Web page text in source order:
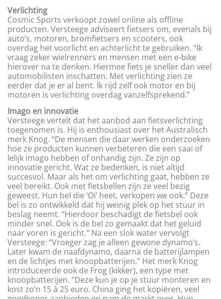
Verlichting
Cosmic Sports verkoopt zowel online als offline
producten. Versteege adviseert fietsers om, evenals bij
auto’s, motoren, bromfietsers en scooters, ook
overdag het voorlicht en achterlicht te gebruiken. “Ik
vraag zeker wielrenners en mensen met een e-bike
hierover na te denken. Hiermee fiets je sneller dan veel
automobilisten inschatten. Met verlichting zien ze
eerder dat je er al bent. Ik rijd zelf ook motor en bij
motoren is verlichting overdag vanzelfsprekend.”
Imago en innovatie
Versteege vertelt dat het aanbod aan fietsverlichting
toegenomen is. Hij is enthousiast over het Australisch
merk Knog. “De mensen die daar werken onderzoeken
hoe ze producten kunnen verbeteren die een saai of
lelijk imago hebben of onhandig zijn. Ze zijn op
innovatie gericht. Wat ze bedenken, is niet altijd
succesvol. Maar als het om verlichting gaat, hebben ze
veel bereikt. Ook met fietsbellen zijn ze veel bezig
geweest. Hun bel die ‘Oi’ heet, verkopen we ook.” Deze
bel is zo ontwikkeld dat hij weinig plek op het stuur in
beslag neemt. “Hierdoor beschadigt de fietsbel ook
minder snel. Ook is de bel zo gemaakt dat het geluid
naar voren is gericht.” Na een slok water vervolgt
Versteege: “Vroeger zag je alleen gewone dynamo’s.
Later kwam de naafdynamo, daarna de batterijlampen
en de lichtjes met knoopbatterijen.” Het merk Knog
introduceerde ook de Frog (kikker), een type met
knoopbatterijen. “Deze kun je op je stuur monteren en
kost zo’n 15 à 25 euro. China ging het kopiëren, veel